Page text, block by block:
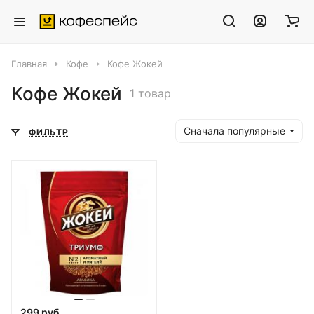
Главная Кофе Кофе Жокей
Кофе Жокей 1 товар
ФИЛЬТР Сначала популярные